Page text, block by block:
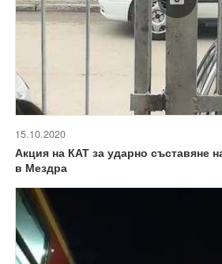
15.10.2020
Акция на КАТ за ударно съставяне
в Мездра